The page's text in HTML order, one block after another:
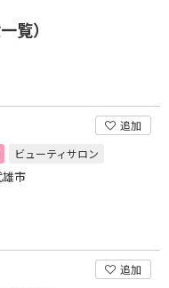
覧）
追加
ビューティサロン
市
追加